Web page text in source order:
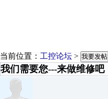
当前位置： 工控论坛 > 我要发帖
我们需要您---来做维修吧